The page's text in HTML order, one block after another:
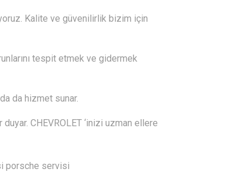
Kalite ve güvenilirlik bizim için
tespit etmek ve gidermek
da hizmet sunar.
CHEVROLET ‘inizi uzman ellere